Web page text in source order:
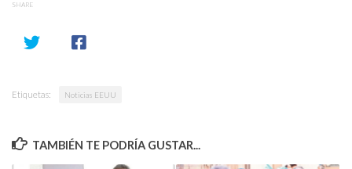
SHARE
Etiquetas: Noticias EEUU
TAMBIÉN TE PODRÍA GUSTAR...